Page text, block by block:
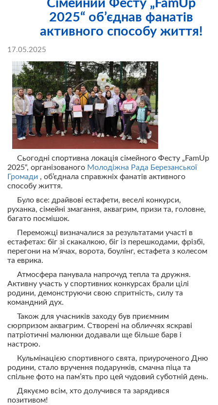
Сімейний Фесту „FamUp
2025“ об’єднав фанатів
активного способу життя!
17.05.2025
Сьогодні спортивна локація сімейного Фесту „FamUp
2025“, організованого Молодіжна Рада Березанської
Громади , об’єднала справжніх фанатів активного
способу життя.
Було все: драйвові естафети, веселі конкурси,
руханка, сімейні змагання, аквагрим, призи та, головне,
багато посмішок.
Переможці визначалися за результатами участі в
естафетах: біг зі скакалкою, біг із перешкодами, фрізбі,
перегони на м’ячах, ворота, боулінг, естафета з колесом
та еврика.
Атмосфера панувала напрочуд тепла та дружня.
Активну участь у спортивних конкурсах брали цілі
родини, демонструючи свою спритність, силу та
командний дух.
Також для учасників заходу був приємним
сюрпризом аквагрим. Створені на обличчях яскраві
патріотичні малюнки додавали ще більше барв і
настрою.
Кульмінацією спортивного свята, приуроченого Дню
родини, стало вручення подарунків, смачна піца та
спільне фото на пам’ять про цей чудовий суботній день.
Дякуємо всім, хто долучився та зарядився
позитивом!